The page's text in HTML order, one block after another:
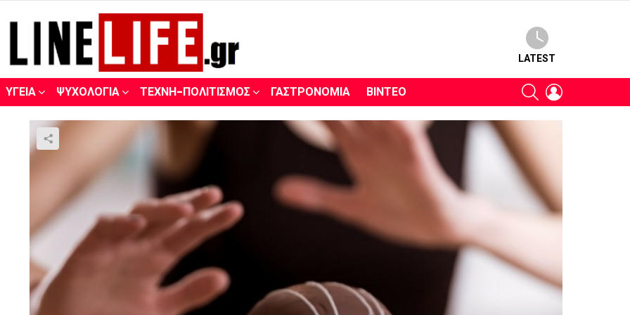
LATEST
ΥΓΕΊΑ ΨΥΧΟΛΟΓΊΑ ΤΈΧΝΗ-ΠΟΛΙΤΙΣΜΌΣ ΓΑΣΤΡΟΝΟΜΊΑ ΒΊΝΤΕΟ SEARCH